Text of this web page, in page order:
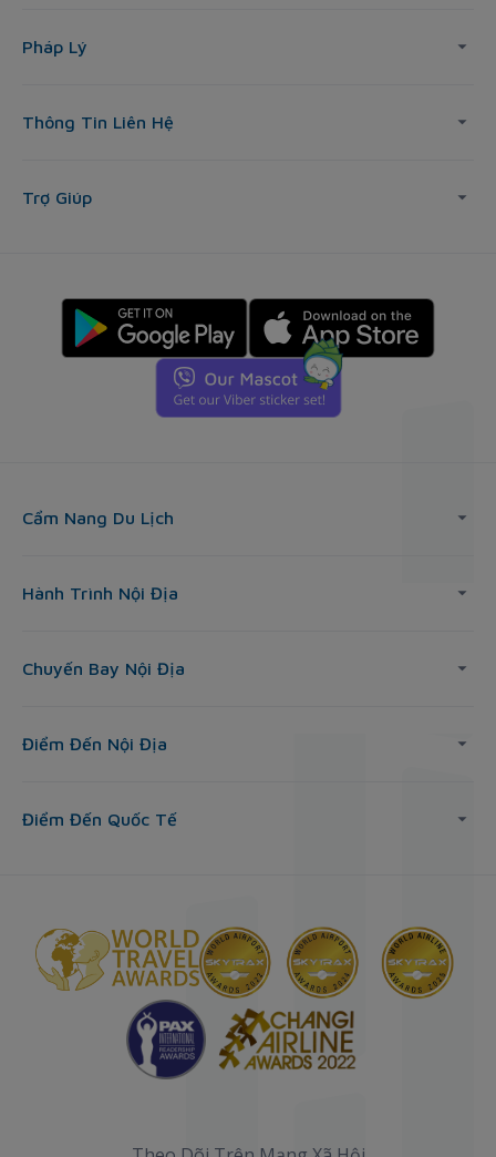
Pháp Lý
Thông Tin Liên Hệ
Trợ Giúp
Cẩm Nang Du Lịch
Hành Trình Nội Địa
Chuyến Bay Nội Địa
Điểm Đến Nội Địa
Điểm Đến Quốc Tế